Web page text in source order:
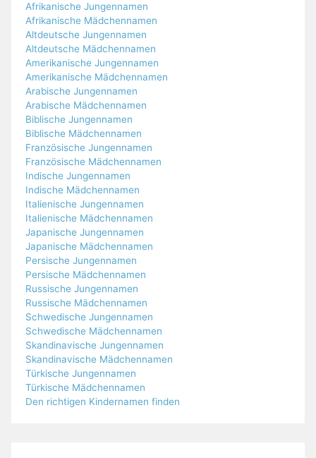
Afrikanische Jungennamen
Afrikanische Mädchennamen
Altdeutsche Jungennamen
Altdeutsche Mädchennamen
Amerikanische Jungennamen
Amerikanische Mädchennamen
Arabische Jungennamen
Arabische Mädchennamen
Biblische Jungennamen
Biblische Mädchennamen
Französische Jungennamen
Französische Mädchennamen
Indische Jungennamen
Indische Mädchennamen
Italienische Jungennamen
Italienische Mädchennamen
Japanische Jungennamen
Japanische Mädchennamen
Persische Jungennamen
Persische Mädchennamen
Russische Jungennamen
Russische Mädchennamen
Schwedische Jungennamen
Schwedische Mädchennamen
Skandinavische Jungennamen
Skandinavische Mädchennamen
Türkische Jungennamen
Türkische Mädchennamen
Den richtigen Kindernamen finden